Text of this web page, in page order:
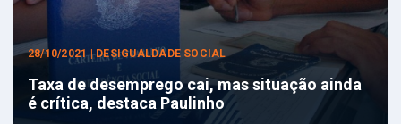
28/10/2021 | DESIGUALDADE SOCIAL
Taxa de desemprego cai, mas situação ainda
é crítica, destaca Paulinho